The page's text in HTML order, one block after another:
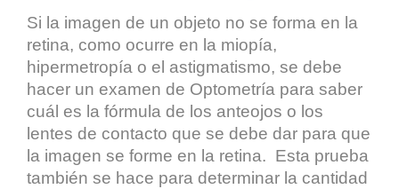
Si la imagen de un objeto no se forma en la
retina, como ocurre en la miopía,
hipermetropía o el astigmatismo, se debe
hacer un examen de Optometría para saber
cuál es la fórmula de los anteojos o los
lentes de contacto que se debe dar para que
la imagen se forme en la retina. Esta prueba
también se hace para determinar la cantidad